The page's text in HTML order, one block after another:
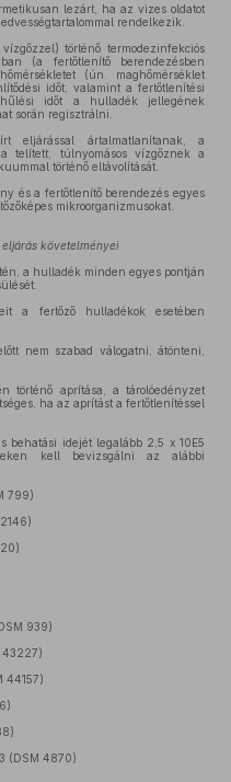
lezárt, ha az vizes oldatot
rendelkezik.
történő termodezinfekciós
(a fertőtlenítő berendezésben
(ún. maghőmérséklet
időt, valamint a fertőtlenítési
időt a hulladék jellegének
során regisztrálni.
eljárással ártalmatlanítanak, a
telített, túlnyomásos vízgőznek a
történő eltávolítását.
és a fertőtlenítő berendezés egyes
mikroorganizmusokat.
követelményei
a hulladék minden egyes pontján
a fertőző hulladékok esetében
nem szabad válogatni, átönteni,
történő aprítása, a tárolóedényzet
ha az aprítást a fertőtlenítéssel
behatási idejét legalább 2,5 x 10E5
kell bevizsgálni az alábbi
799)
939)
43227)
44157)
(DSM 4870)